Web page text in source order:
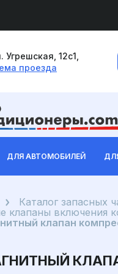
Угрешская, 12с1,
проезда
ДЛЯ АВТОМОБИЛЕЙ
Каталог запасных
клапаны включения
клапан